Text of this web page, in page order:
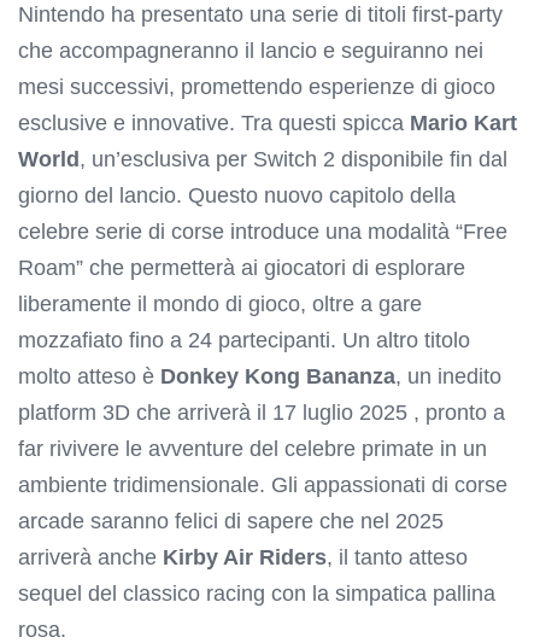
Nintendo ha presentato una serie di titoli first-party
che accompagneranno il lancio e seguiranno nei
mesi successivi, promettendo esperienze di gioco
esclusive e innovative. Tra questi spicca Mario Kart
World, un’esclusiva per Switch 2 disponibile fin dal
giorno del lancio. Questo nuovo capitolo della
celebre serie di corse introduce una modalità “Free
Roam” che permetterà ai giocatori di esplorare
liberamente il mondo di gioco, oltre a gare
mozzafiato fino a 24 partecipanti. Un altro titolo
molto atteso è Donkey Kong Bananza, un inedito
platform 3D che arriverà il 17 luglio 2025 , pronto a
far rivivere le avventure del celebre primate in un
ambiente tridimensionale. Gli appassionati di corse
arcade saranno felici di sapere che nel 2025
arriverà anche Kirby Air Riders, il tanto atteso
sequel del classico racing con la simpatica pallina
rosa.